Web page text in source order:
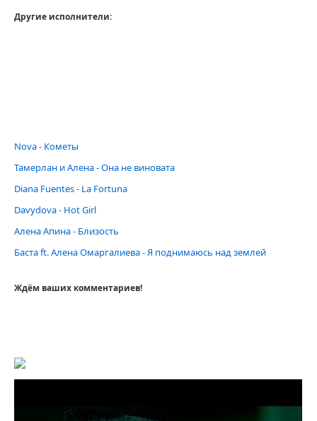
Другие исполнители:
Nova - Кометы
Тамерлан и Алена - Она не виновата
Diana Fuentes - La Fortuna
Davydova - Hot Girl
Алена Апина - Близость
Баста ft. Алена Омаргалиева - Я поднимаюсь над землей
Ждём ваших комментариев!